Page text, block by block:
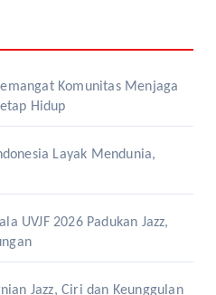
Komunitas Menjaga
Hidup
Layak Mendunia,
UVJF 2026 Padukan Jazz,
Jazz, Ciri dan Keunggulan